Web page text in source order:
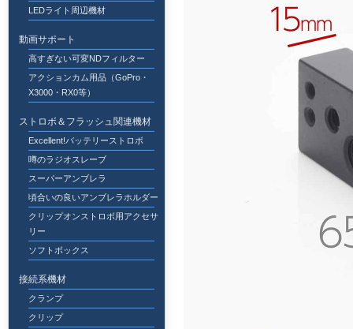
LEDライト周辺機材
動画サポート
高すぎない可変NDフィルター
アクションカム用品（GoPro・
X3000・RX0等）
ストロボ＆フラッシュ関連機材
Excellent!バッテリーストロボ
噂のラジオスレーブ
スーパーアンブレラ
頃合いの良いアンブレラホルダー
クリップオンストロボ用アクセサ
リー
ソフトボックス
接続系機材
クランプ
クリップ